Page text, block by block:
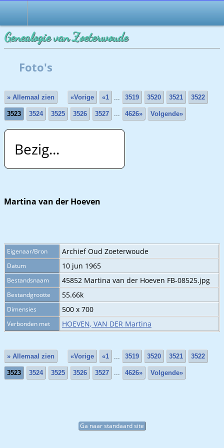
Genealogie van Zoeterwoude
Foto's
» Allemaal zien «Vorige «1 ... 3519 3520 3521 3522
3523 3524 3525 3526 3527 ... 4626» Volgende»
Bezig...
Martina van der Hoeven
Eigenaar/Bron Archief Oud Zoeterwoude
Datum 10 jun 1965
Bestandsnaam 45852 Martina van der Hoeven FB-08525.jpg
Bestandgrootte 55.66k
Dimensies 500 x 700
Verbonden met HOEVEN, VAN DER Martina
» Allemaal zien «Vorige «1 3519 3520 3521 3522
3523 3524 3525 3526 3527 4626» Volgende»
Ga naar standaard site